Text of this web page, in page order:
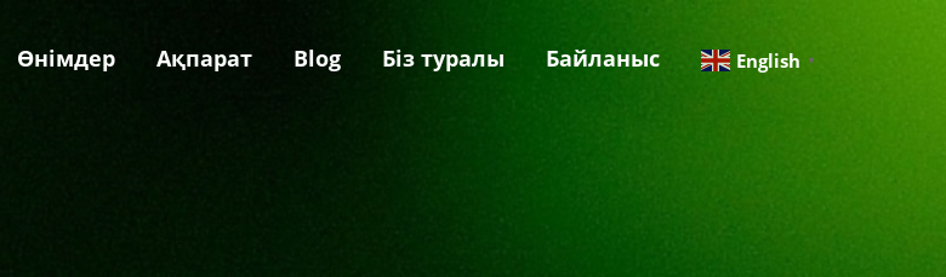
Өнімдер Ақпарат Blog Біз туралы Байланыс English ▼